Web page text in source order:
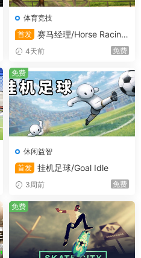
GB 可用空间
体育竞技
首发 赛马经理/Horse Racing
Manager
4天前 免费
休闲益智
首发 挂机足球/Goal Idle
3周前 免费
免费
免费